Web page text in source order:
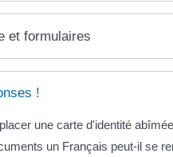
et formulaires
!
une carte d'identité
un Français peut-il se